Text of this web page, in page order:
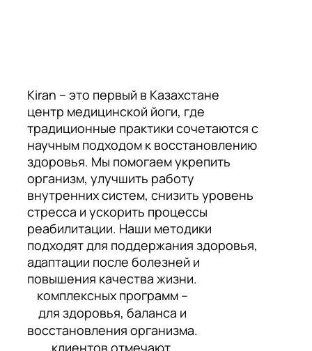
Kiran – это первый в Казахстане
центр медицинской йоги, где
традиционные практики сочетаются с
научным подходом к восстановлению
здоровья. Мы помогаем укрепить
организм, улучшить работу
внутренних систем, снизить уровень
стресса и ускорить процессы
реабилитации. Наши методики
подходят для поддержания здоровья,
адаптации после болезней и
повышения качества жизни.
комплексных программ –
для здоровья, баланса и
восстановления организма.
клиентов отмечают